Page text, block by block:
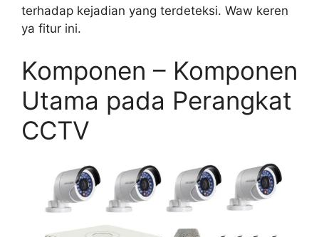
terhadap kejadian yang terdeteksi. Waw keren
ya fitur ini.
Komponen – Komponen
Utama pada Perangkat
CCTV